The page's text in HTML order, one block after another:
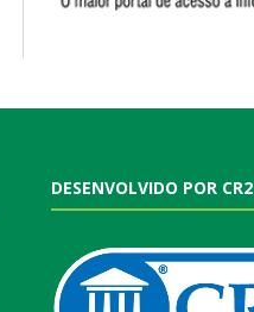
DESENVOLVIDO POR CR2